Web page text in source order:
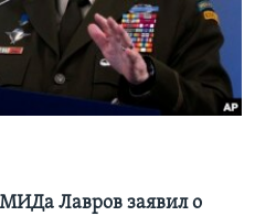
МИДа Лавров заявил о